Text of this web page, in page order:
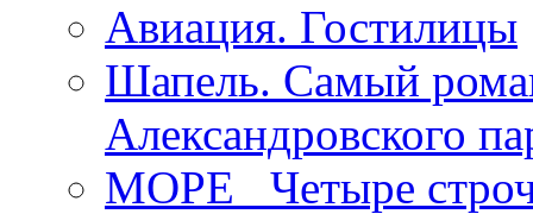
Авиация. Гостилицы
Шапель. Самый
Александровского
МОРЕ _Четыре